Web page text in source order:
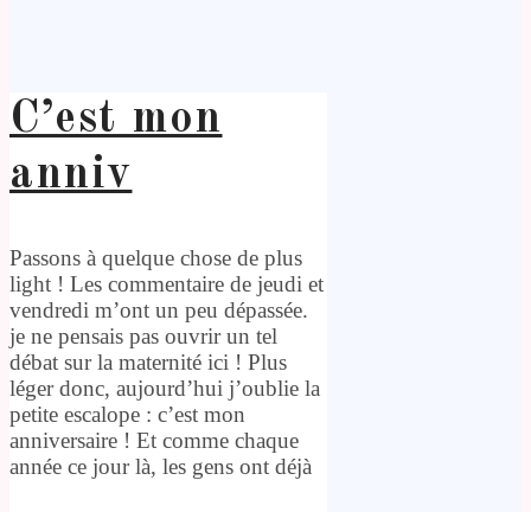
C’est mon
anniv
Passons à quelque chose de plus
light ! Les commentaire de jeudi et
vendredi m’ont un peu dépassée.
je ne pensais pas ouvrir un tel
débat sur la maternité ici ! Plus
léger donc, aujourd’hui j’oublie la
petite escalope : c’est mon
anniversaire ! Et comme chaque
année ce jour là, les gens ont déjà